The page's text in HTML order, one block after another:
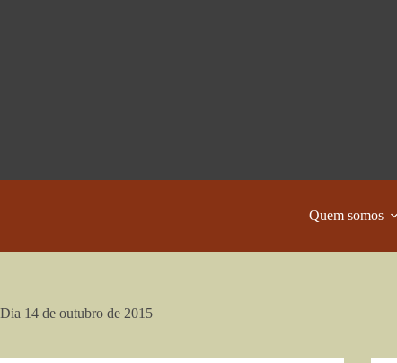
Quem somos
Dia 14 de outubro de 2015